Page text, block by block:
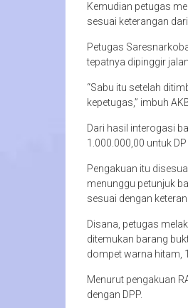
Kemudian petugas
sesuai keterangan
Petugas
tepatnya dipinggir
“Sabu itu setelah
kepetugas,” imbuh
Dari hasil interogasi
1.000.000,00 untuk
Pengakuan itu
menunggu petunjuk
sesuai dengan
Disana, petugas
ditemukan barang
dompet warna hitam,
Menurut pengakuan
dengan DPP.